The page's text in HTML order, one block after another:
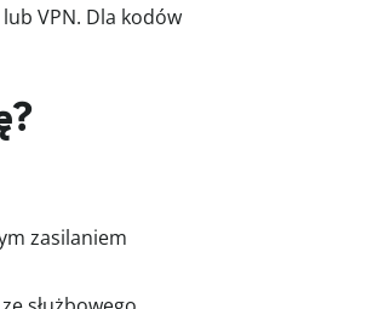
VPN. Dla kodów
zasilaniem